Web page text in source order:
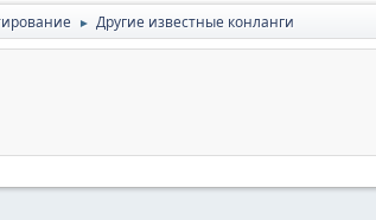
► Другие известные конланги